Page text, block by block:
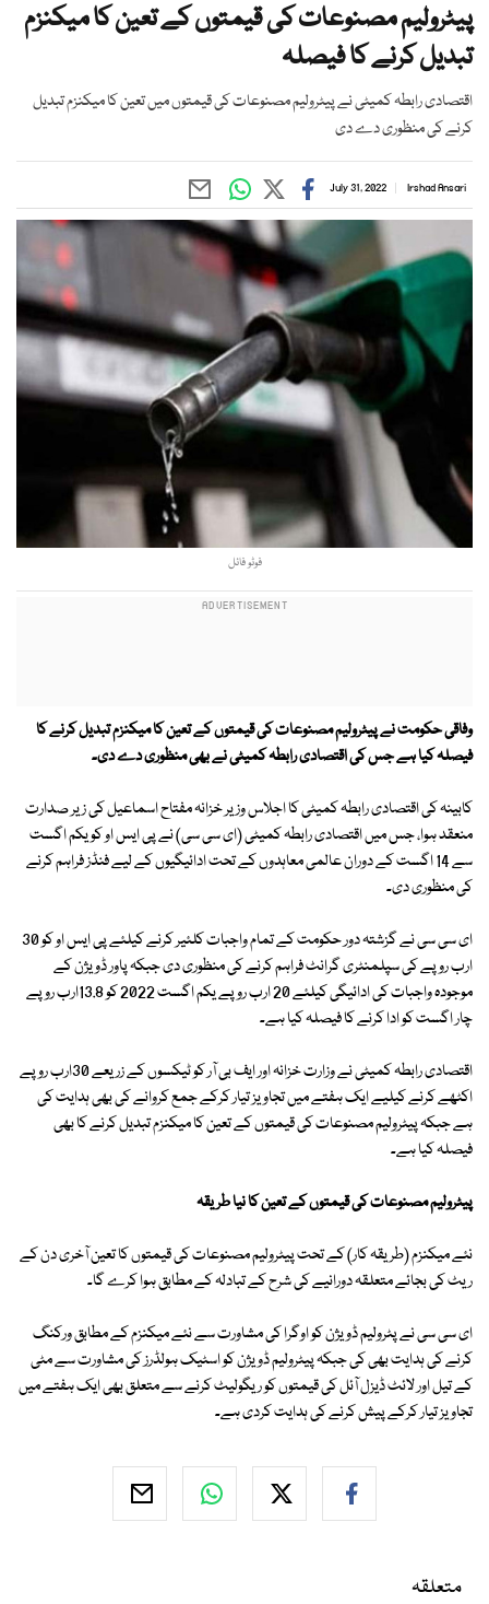
پیٹرولیم مصنوعات کی قیمتوں کے تعین کا میکنزم
تبدیل کرنے کا فیصلہ
اقتصادی رابطہ کمیٹی نے پیٹرولیم مصنوعات کی قیمتوں میں تعین کا میکنزم تبدیل
کرنے کی منظوری دے دی
Irshad Ansari
July 31, 2022
فوٹو فائل
وفاقی حکومت نے پیٹرولیم مصنوعات کی قیمتوں کے تعین کا میکنزم تبدیل کرنے کا
فیصلہ کیا ہے جس کی اقتصادی رابطہ کمیٹی نے بھی منظوری دے دی۔
کابینہ کی اقتصادی رابطہ کمیٹی کا اجلاس وزیر خزانہ مفتاح اسماعیل کی زیر صدارت
منعقد ہوا، جس میں اقتصادی رابطہ کمیٹی (ای سی سی) نے پی ایس او کو یکم اگست
سے 14 اگست کے دوران عالمی معاہدوں کے تحت ادائیگیوں کے لیے فنڈز فراہم کرنے
کی منظوری دی۔
ای سی سی نے گزشتہ دور حکومت کے تمام واجبات کلئیر کرنے کیلئے پی ایس او کو 30
ارب روپے کی سپلمنٹری گرانٹ فراہم کرنے کی منظوری دی جبکہ پاور ڈویژن کے
موجودہ واجبات کی ادائیگی کیلئے 20 ارب روپے یکم اگست 2022 کو 13.8ارب روپے
چار اگست کو ادا کرنے کا فیصلہ کیا ہے۔
اقتصادی رابطہ کمیٹی نے وزارت خزانہ اور ایف بی آر کو ٹیکسوں کے زریعے 30ارب روپے
اکٹھے کرنے کیلیے ایک ہفتے میں تجاویز تیار کرکے جمع کروانے کی بھی ہدایت کی
ہے جبکہ پیٹرولیم مصنوعات کی قیمتوں کے تعین کا میکنزم تبدیل کرنے کا بھی
فیصلہ کیا ہے۔
پیٹرولیم مصنوعات کی قیمتوں کے تعین کا نیا طریقہ
نئے میکنزم (طریقہ کار) کے تحت پیٹرولیم مصنوعات کی قیمتوں کا تعین آخری دن کے
ریٹ کی بجائے متعلقہ دورانیے کی شرح کے تبادلہ کے مطابق ہوا کرے گا۔
ای سی سی نے پٹرولیم ڈویژن کو اوگرا کی مشاورت سے نئے میکنزم کے مطابق ورکنگ
کرنے کی ہدایت بھی کی جبکہ پیٹرولیم ڈویژن کو اسٹیک ہولڈرز کی مشاورت سے مٹی
کے تیل اور لائٹ ڈیزل آئل کی قیمتوں کو ریگولیٹ کرنے سے متعلق بھی ایک ہفتے میں
تجاویز تیار کرکے پیش کرنے کی ہدایت کردی ہے۔
متعلقہ